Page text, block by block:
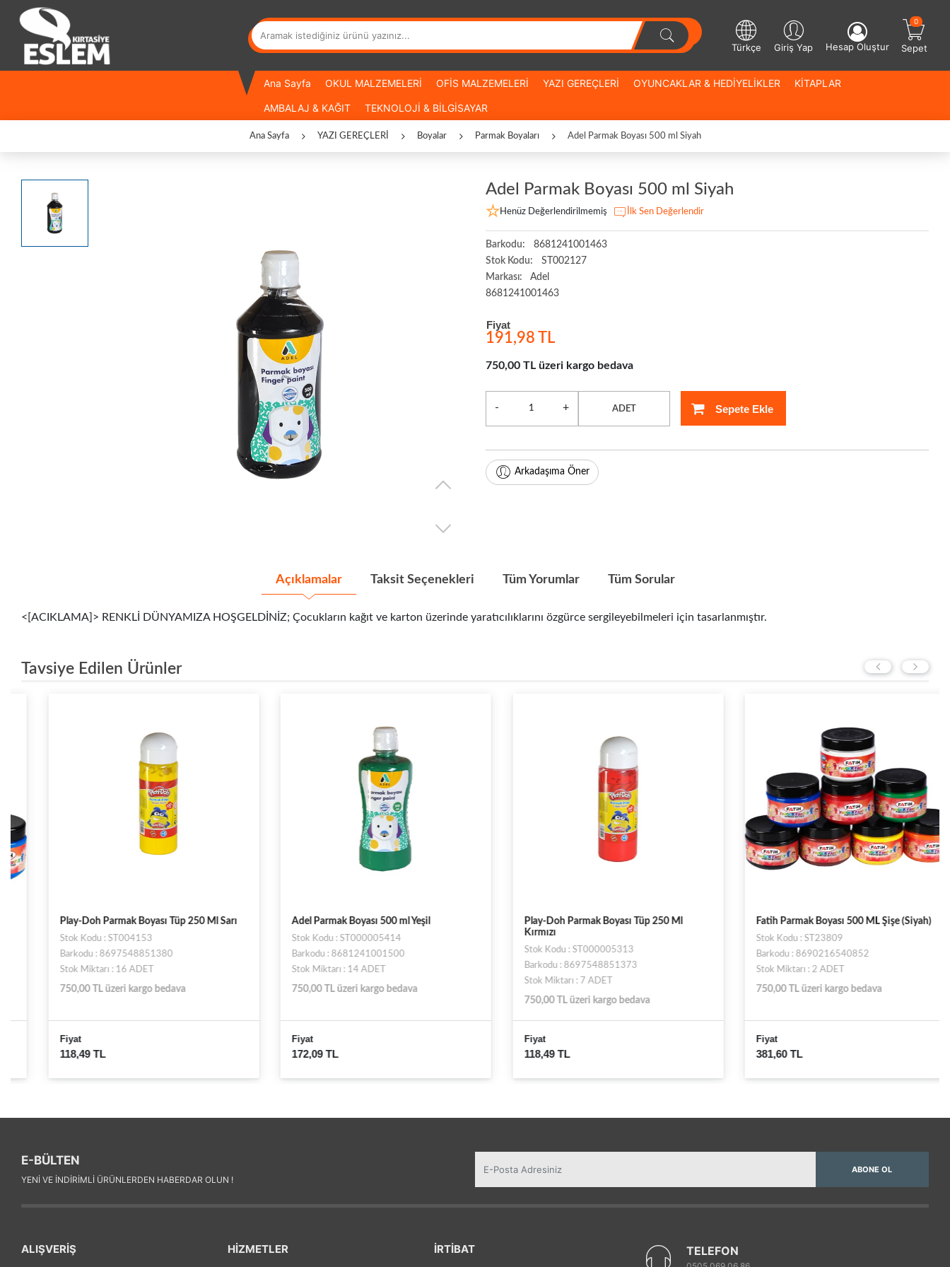
Sepet
0
Türkçe Giriş Yap Hesap Oluştur
Ana Sayfa OKUL MALZEMELERİ OFİS MALZEMELERİ YAZI GEREÇLERİ OYUNCAKLAR & HEDİYELİKLER KİTAPLAR
AMBALAJ & KAĞIT TEKNOLOJİ & BİLGİSAYAR
Ana Sayfa YAZI GEREÇLERİ Boyalar Parmak Boyaları Adel Parmak Boyası 500 ml Siyah
Adel Parmak Boyası 500 ml Siyah
Henüz Değerlendirilmemiş İlk Sen Değerlendir
Barkodu:
8681241001463
Stok Kodu:
ST002127
Markası:
Adel
8681241001463
Fiyat
191,98 TL
750,00 TL üzeri kargo bedava
- + ADET Sepete Ekle
Arkadaşıma Öner
Açıklamalar Taksit Seçenekleri Tüm Yorumlar Tüm Sorular
<[ACIKLAMA]> RENKLİ DÜNYAMIZA HOŞGELDİNİZ; Çocukların kağıt ve karton üzerinde yaratıcılıklarını özgürce sergileyebilmeleri için tasarlanmıştır.
Tavsiye Edilen Ürünler
Play-Doh Parmak Boyası Tüp 250 Ml Sarı
Stok Kodu : ST004153
Barkodu : 8697548851380
Stok Miktarı : 16 ADET
750,00 TL üzeri kargo bedava
118,49 TL
Adel Parmak Boyası 500 ml Yeşil
Stok Kodu : ST000005414
Barkodu : 8681241001500
Stok Miktarı : 14 ADET
750,00 TL üzeri kargo bedava
172,09 TL
Play-Doh Parmak Boyası Tüp 250 Ml
Kırmızı
Stok Kodu : ST000005313
Barkodu : 8697548851373
Stok Miktarı : 7 ADET
750,00 TL üzeri kargo bedava
118,49 TL
Fatih Parmak Boyası 500 ML Şişe (Siyah)
Stok Kodu : ST23809
Barkodu : 8690216540852
Stok Miktarı : 2 ADET
750,00 TL üzeri kargo bedava
381,60 TL
E-BÜLTEN
YENI VE INDIRIMLI ÜRÜNLERDEN HABERDAR OLUN !
ABONE OL
ALIŞVERİŞ HİZMETLER İRTİBAT TELEFON